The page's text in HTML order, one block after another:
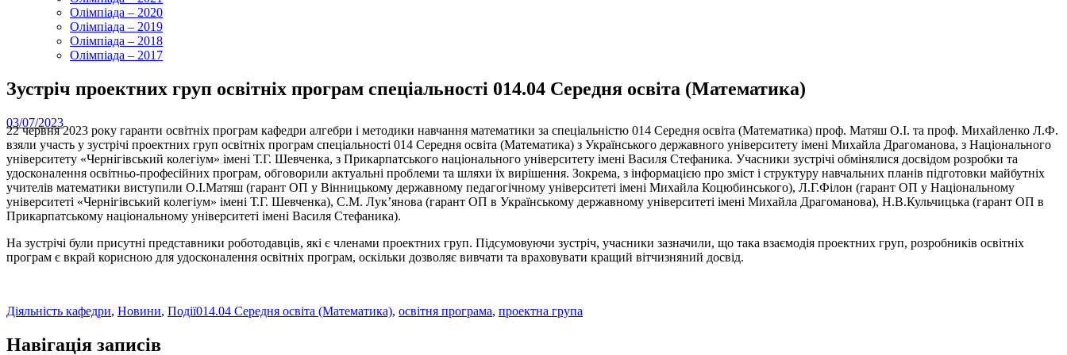
Олімпіада – 2020
Олімпіада – 2019
Олімпіада – 2018
Олімпіада – 2017
Зустріч проектних груп освітніх програм спеціальності 014.04 Середня освіта (Математика)
03/07/2023
22 червня 2023 року гаранти освітніх програм кафедри алгебри і методики навчання математики за спеціальністю 014 Середня освіта (Математика) проф. Матяш О.І. та проф. Михайленко Л.Ф.
взяли участь у зустрічі проектних груп освітніх програм спеціальності 014 Середня освіта (Математика) з Українського державного університету імені Михайла Драгоманова, з Національного
університету «Чернігівський колегіум» імені Т.Г. Шевченка, з Прикарпатського національного університету імені Василя Стефаника. Учасники зустрічі обмінялися досвідом розробки та
удосконалення освітньо-професійних програм, обговорили актуальні проблеми та шляхи їх вирішення. Зокрема, з інформацією про зміст і структуру навчальних планів підготовки майбутніх
учителів математики виступили О.І.Матяш (гарант ОП у Вінницькому державному педагогічному університеті імені Михайла Коцюбинського), Л.Г.Філон (гарант ОП у Національному
університеті «Чернігівський колегіум» імені Т.Г. Шевченка), С.М. Лук’янова (гарант ОП в Українському державному університеті імені Михайла Драгоманова), Н.В.Кульчицька (гарант ОП в
Прикарпатському національному університеті імені Василя Стефаника).
На зустрічі були присутні представники роботодавців, які є членами проектних груп. Підсумовуючи зустріч, учасники зазначили, що така взаємодія проектних груп, розробників освітніх
програм є вкрай корисною для удосконалення освітніх програм, оскільки дозволяє вивчати та враховувати кращий вітчизняний досвід.
Діяльність кафедри, Новини, Події014.04 Середня освіта (Математика), освітня програма, проектна група
Навігація записів